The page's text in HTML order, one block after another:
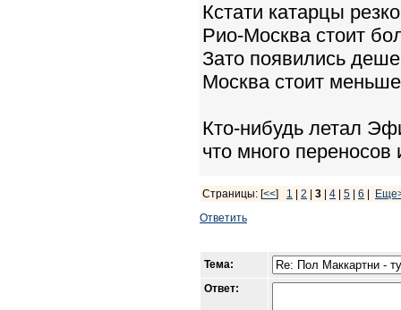
Кстати катарцы
Рио-Москва стоит
Зато появились
Москва стоит
Кто-нибудь летал
что много переносов
Страницы: [<<] 1 2 3 4 5 6
Ответить
Тема:
Ответ: